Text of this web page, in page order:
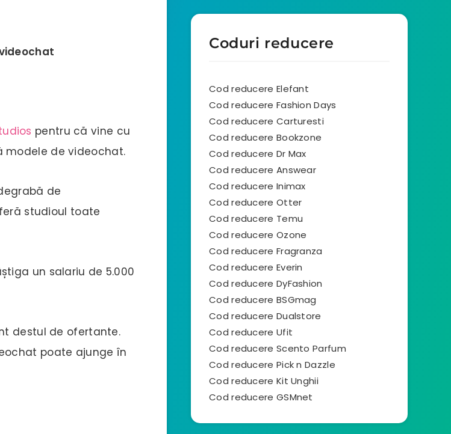
pentru că vine cu
modele de videochat.
de
studioul toate
un salariu de 5.000
destul de ofertante.
poate ajunge în
Coduri reducere
Cod reducere Elefant
Cod reducere Fashion Days
Cod reducere Carturesti
Cod reducere Bookzone
Cod reducere Dr Max
Cod reducere Answear
Cod reducere Inimax
Cod reducere Otter
Cod reducere Temu
Cod reducere Ozone
Cod reducere Fragranza
Cod reducere Everin
Cod reducere DyFashion
Cod reducere BSGmag
Cod reducere Dualstore
Cod reducere Ufit
Cod reducere Scento Parfum
Cod reducere Pick n Dazzle
Cod reducere Kit Unghii
Cod reducere GSMnet